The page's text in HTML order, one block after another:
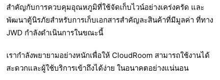
สำคัญกับการควบคุมอุณหภูมิที่ใช้จัดเก็บไวน์อย่างเคร่งครัด และ
พัฒนาตู้นิรภัยสำหรับการเก็บเอกสารสำคัญละสินค้าที่มีมูลค่า ที่ทาง
JWD กำลังดำเนินการในขณะนี้
เรากำลังพยายามอย่างหนักเพื่อให้ CloudRoom สามารถใช้งานได้
สะดวกและผู้ใช้บริการเข้าถึงได้ง่าย ในอนาคตอย่างแน่นอน